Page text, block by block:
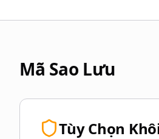
Mã Sao Lưu
Tùy Chọn